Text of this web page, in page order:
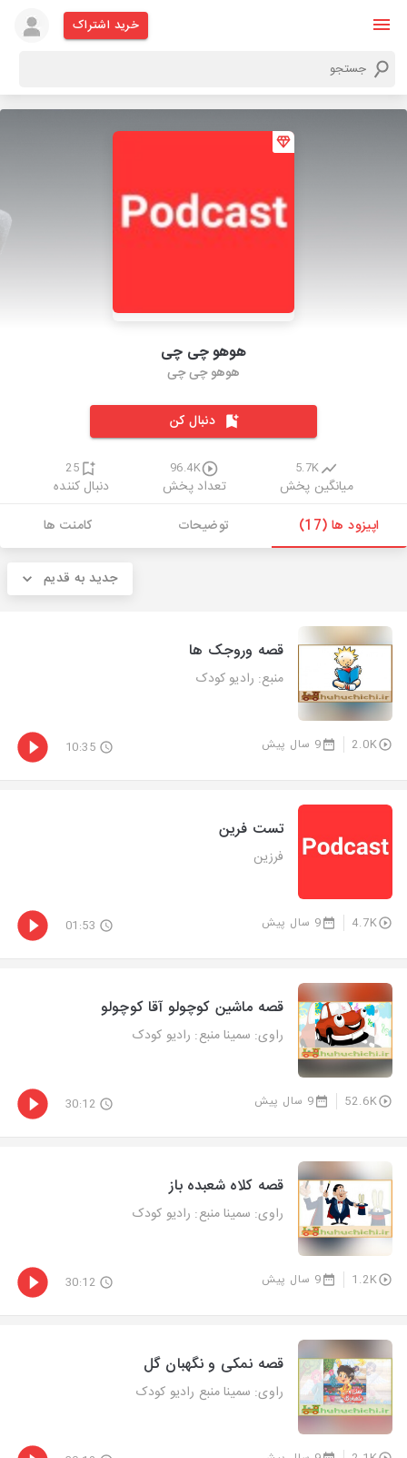
خرید اشتراک
هوهو چی چی
هوهو چی چی
دنبال کن
5.7K
میانگین پخش
96.4K
تعداد پخش
25
دنبال کننده
اپیزود ها (17)
توضیحات کامنت ها
جدید به قدیم
قصه وروجک ها
منبع: رادیو کودک
2.0K 9 سال پیش 10:35
تست فرین
فرزین
4.7K 9 سال پیش 01:53
قصه ماشین کوچولو آقا کوچولو
راوی: سمینا منبع: رادیو کودک
52.6K 9 سال پیش 30:12
قصه کلاه شعبده باز
راوی: سمینا منبع: رادیو کودک
1.2K 9 سال پیش 30:12
قصه نمکی و نگهبان گل
راوی: سمینا منبع رادیو کودک